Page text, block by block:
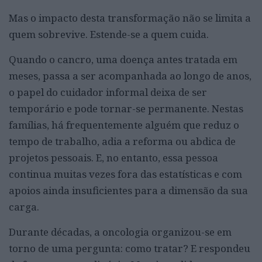
Mas o impacto desta transformação não se limita a
quem sobrevive. Estende-se a quem cuida.
Quando o cancro, uma doença antes tratada em
meses, passa a ser acompanhada ao longo de anos,
o papel do cuidador informal deixa de ser
temporário e pode tornar-se permanente. Nestas
famílias, há frequentemente alguém que reduz o
tempo de trabalho, adia a reforma ou abdica de
projetos pessoais. E, no entanto, essa pessoa
continua muitas vezes fora das estatísticas e com
apoios ainda insuficientes para a dimensão da sua
carga.
Durante décadas, a oncologia organizou-se em
torno de uma pergunta: como tratar? E respondeu